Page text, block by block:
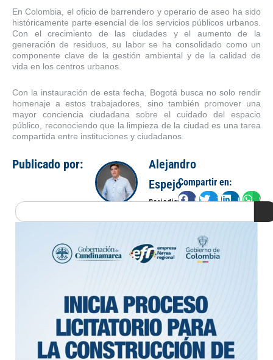
En Colombia, el oficio de barrendero y operario de aseo ha sido
históricamente parte esencial de los servicios públicos urbanos.
Con el crecimiento de las ciudades y el aumento de la
generación de residuos, su labor se ha consolidado como un
componente clave de la gestión ambiental y de la calidad de
vida en los centros urbanos.
Con la instauración de esta fecha, Bogotá busca no solo rendir
homenaje a estos trabajadores, sino también promover una
mayor conciencia ciudadana sobre el cuidado del espacio
público, reconociendo que la limpieza de la ciudad es una tarea
compartida entre instituciones y ciudadanos.
Publicado por:
Alejandro
Espejo
Periodista
Compartir en:
FacebookTwitterLinkedIn
Search